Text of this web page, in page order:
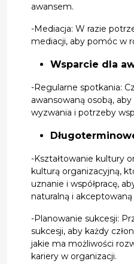
awansem.
-Mediacja: W razie
mediacji, aby pomóc w
Wsparcie dla
-Regularne spotkania:
awansowaną osobą,
wyzwania i potrzeby
-Kształtowanie kultury
kulturą organizacyjną,
uznanie i współpracę,
naturalną i akceptowaną
-Planowanie sukcesji:
sukcesji, aby każdy
jakie ma możliwości
kariery w organizacji.